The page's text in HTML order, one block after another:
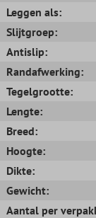
Leggen als:
Slijtgroep:
Antislip:
Randafwerking:
Tegelgrootte:
Lengte:
Breed:
Hoogte:
Dikte:
Gewicht:
Aantal per